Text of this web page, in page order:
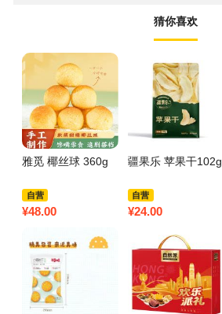
猜你喜欢
雅觅 椰丝球 360g
自营
¥48.00
疆果乐 苹果干102g
自营
¥24.00